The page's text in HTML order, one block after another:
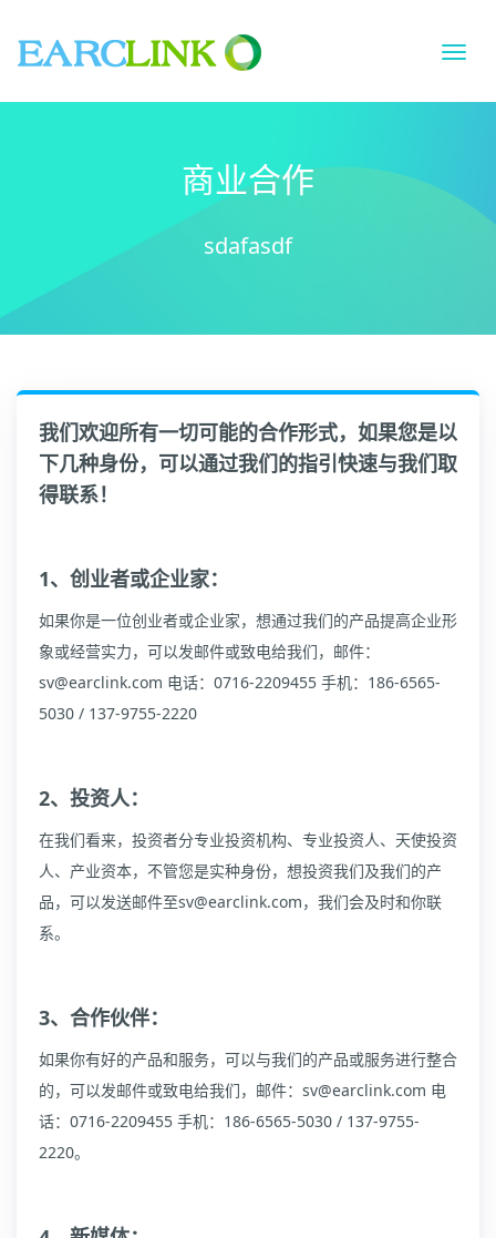
切
导
商业合作
sdafasdf
我们欢迎所有一切可能的合作形式，如果您是以
下几种身份，可以通过我们的指引快速与我们取
得联系！
1、创业者或企业家：
如果你是一位创业者或企业家，想通过我们的产品提高企业形
象或经营实力，可以发邮件或致电给我们，邮件：
sv@earclink.com 电话：0716-2209455 手机：186-6565-
5030 / 137-9755-2220
2、投资人：
在我们看来，投资者分专业投资机构、专业投资人、天使投资
人、产业资本，不管您是实种身份，想投资我们及我们的产
品，可以发送邮件至sv@earclink.com，我们会及时和你联
系。
3、合作伙伴：
如果你有好的产品和服务，可以与我们的产品或服务进行整合
的，可以发邮件或致电给我们，邮件：sv@earclink.com 电
话：0716-2209455 手机：186-6565-5030 / 137-9755-
2220。